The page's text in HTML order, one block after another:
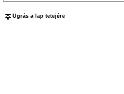
Ugrás a lap tetejére